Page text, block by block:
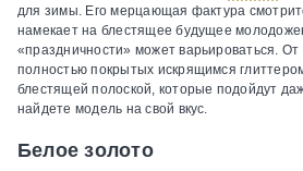
для зимы. Его мерцающая фактура
намекает на блестящее будущее
«праздничности» может варьироваться. От
полностью покрытых искрящимся
блестящей полоской, которые подойдут
найдете модель на свой вкус.
Белое золото